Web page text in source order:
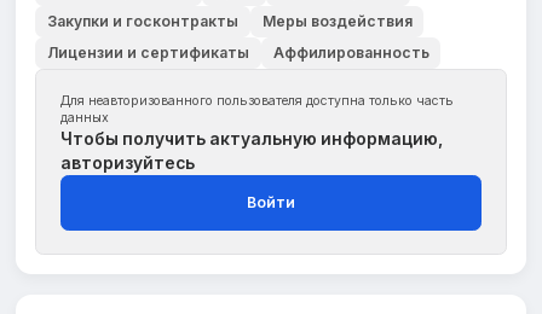
Закупки и госконтракты
Меры воздействия
Лицензии и сертификаты
Аффилированность
Для неавторизованного пользователя доступна только часть
данных
Чтобы получить актуальную информацию,
авторизуйтесь
Войти